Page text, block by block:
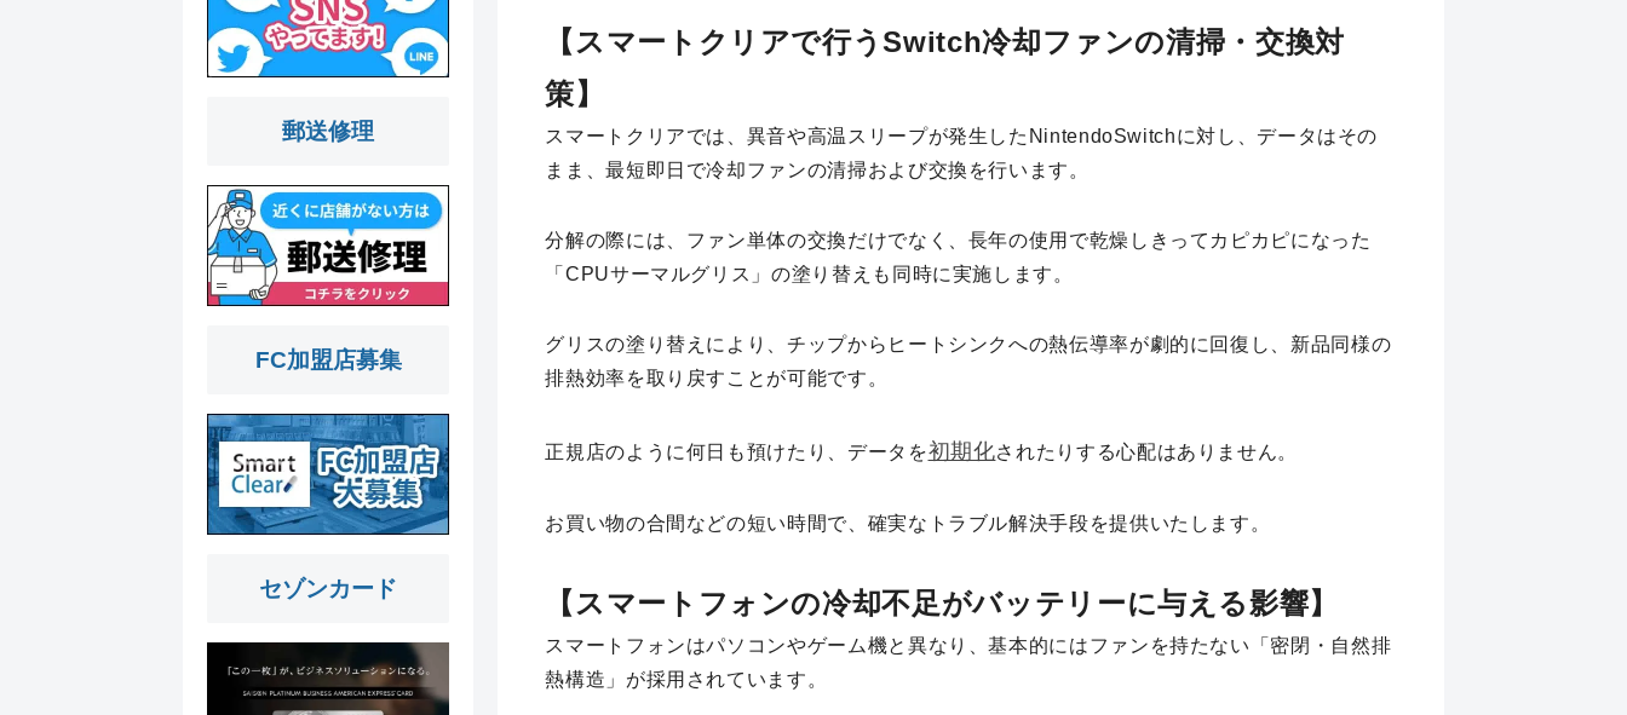
【スマートクリアで行うSwitch冷却ファンの清掃・交換対
策】
スマートクリアでは、異音や高温スリープが発生したNintendoSwitchに対し、データはその
まま、最短即日で冷却ファンの清掃および交換を行います。
分解の際には、ファン単体の交換だけでなく、長年の使用で乾燥しきってカピカピになった
「CPUサーマルグリス」の塗り替えも同時に実施します。
グリスの塗り替えにより、チップからヒートシンクへの熱伝導率が劇的に回復し、新品同様の
排熱効率を取り戻すことが可能です。
正規店のように何日も預けたり、データを初期化されたりする心配はありません。
お買い物の合間などの短い時間で、確実なトラブル解決手段を提供いたします。
【スマートフォンの冷却不足がバッテリーに与える影響】
スマートフォンはパソコンやゲーム機と異なり、基本的にはファンを持たない「密閉・自然排
熱構造」が採用されています。
郵送修理
FC加盟店募集
セゾンカード